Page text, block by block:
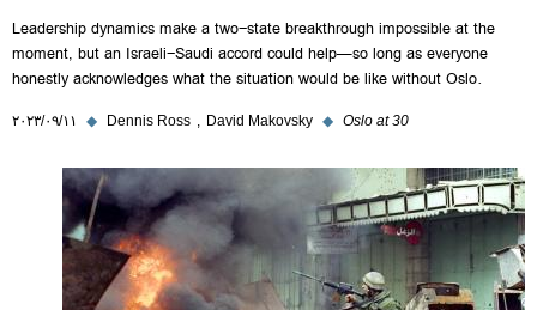
Leadership dynamics make a two-state breakthrough impossible at the
moment, but an Israeli-Saudi accord could help—so long as everyone
honestly acknowledges what the situation would be like without Oslo.
١١‏/٠٩‏/٢٠٢٣ ◆ Dennis Ross David Makovsky ◆ Oslo at 30